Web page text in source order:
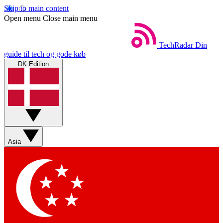
Skip to main content
Open menu Close main menu
TechRadar Din
guide til tech og gode køb
DK Edition
Asia